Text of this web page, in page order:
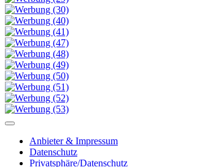
Anbieter & Impressum
Datenschutz
Privatsphäre/Datenschutz